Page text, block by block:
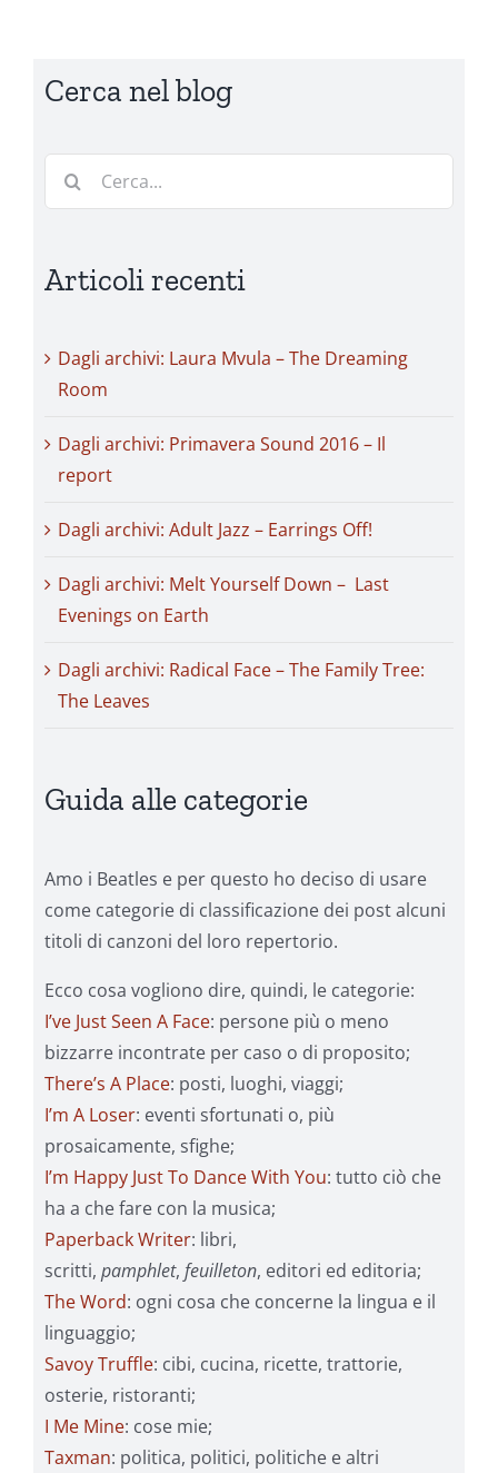
Cerca nel blog
Cerca
Articoli recenti
Dagli archivi: Laura Mvula – The Dreaming
Room
Dagli archivi: Primavera Sound 2016 – Il
report
Dagli archivi: Adult Jazz – Earrings Off!
Dagli archivi: Melt Yourself Down – Last
Evenings on Earth
Dagli archivi: Radical Face – The Family Tree:
The Leaves
Guida alle categorie
Amo i Beatles e per questo ho deciso di usare
come categorie di classificazione dei post alcuni
titoli di canzoni del loro repertorio.
Ecco cosa vogliono dire, quindi, le categorie:
I’ve Just Seen A Face: persone più o meno
bizzarre incontrate per caso o di proposito;
There’s A Place: posti, luoghi, viaggi;
I’m A Loser: eventi sfortunati o, più
prosaicamente, sfighe;
I’m Happy Just To Dance With You: tutto ciò che
ha a che fare con la musica;
Paperback Writer: libri,
scritti, pamphlet, feuilleton, editori ed editoria;
The Word: ogni cosa che concerne la lingua e il
linguaggio;
Savoy Truffle: cibi, cucina, ricette, trattorie,
osterie, ristoranti;
I Me Mine: cose mie;
Taxman: politica, politici, politiche e altri